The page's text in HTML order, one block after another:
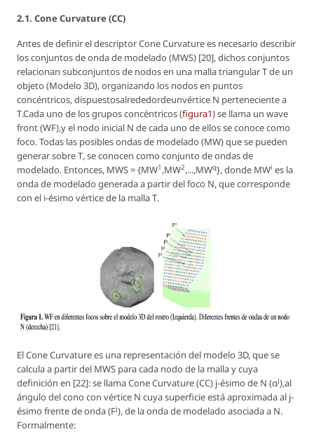
2.1. Cone Curvature (CC)
Antes de definir el descriptorCone Curvaturees necesario describir
los conjuntos de onda de modelado (MWS) [20], dichos conjuntos
relacionan subconjuntos de nodos en una malla triangularTde un
objeto (Modelo 3D), organizando los nodos en puntos
concéntricos, dispuestosalrededordeunvértice N perteneciente a
T.Cada uno de los grupos concéntricos (figura1) se llama un wave
front(WF),y el nodo inicial N de cada uno de ellos se conoce como
foco. Todas las posibles ondas de modelado (MW) que se pueden
generar sobreT, se conocen como conjunto de ondas de
modelado. Entonces, MWS = {MW1 ,MW2,...,MWq}, donde MWi es la
onda de modelado generada a partir del foco N, que corresponde
con el i-ésimo vértice de la mallaT.
ElCone Curvaturees una representación del modelo 3D, que se
calcula a partir del MWS para cada nodo de la malla y cuya
definición en [22]: se llamaCone Curvature(CC) j-ésimo de N (αj),al
ángulo del cono con vértice N cuya superficie está aproximada al j-
ésimo frente de onda(Fj), de la onda de modelado asociada a N.
Formalmente: